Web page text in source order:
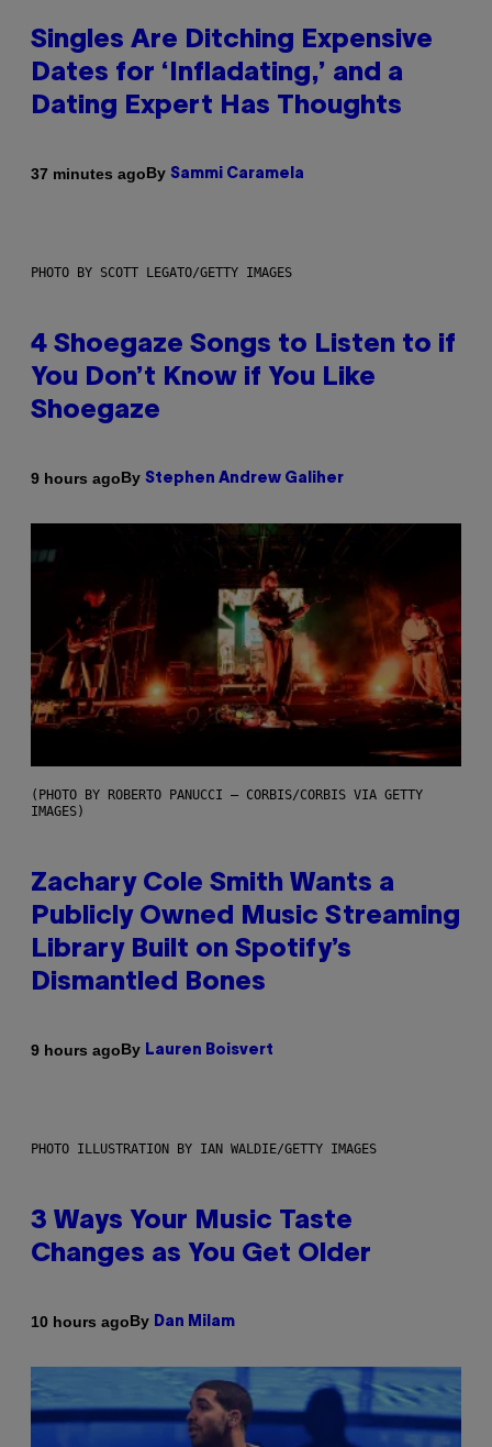
Singles Are Ditching Expensive
Dates for ‘Infladating,’ and a
Dating Expert Has Thoughts
37 minutes agoBy Sammi Caramela
PHOTO BY SCOTT LEGATO/GETTY IMAGES
4 Shoegaze Songs to Listen to if
You Don’t Know if You Like
Shoegaze
9 hours agoBy Stephen Andrew Galiher
(PHOTO BY ROBERTO PANUCCI – CORBIS/CORBIS VIA GETTY
IMAGES)
Zachary Cole Smith Wants a
Publicly Owned Music Streaming
Library Built on Spotify’s
Dismantled Bones
9 hours agoBy Lauren Boisvert
PHOTO ILLUSTRATION BY IAN WALDIE/GETTY IMAGES
3 Ways Your Music Taste
Changes as You Get Older
10 hours agoBy Dan Milam